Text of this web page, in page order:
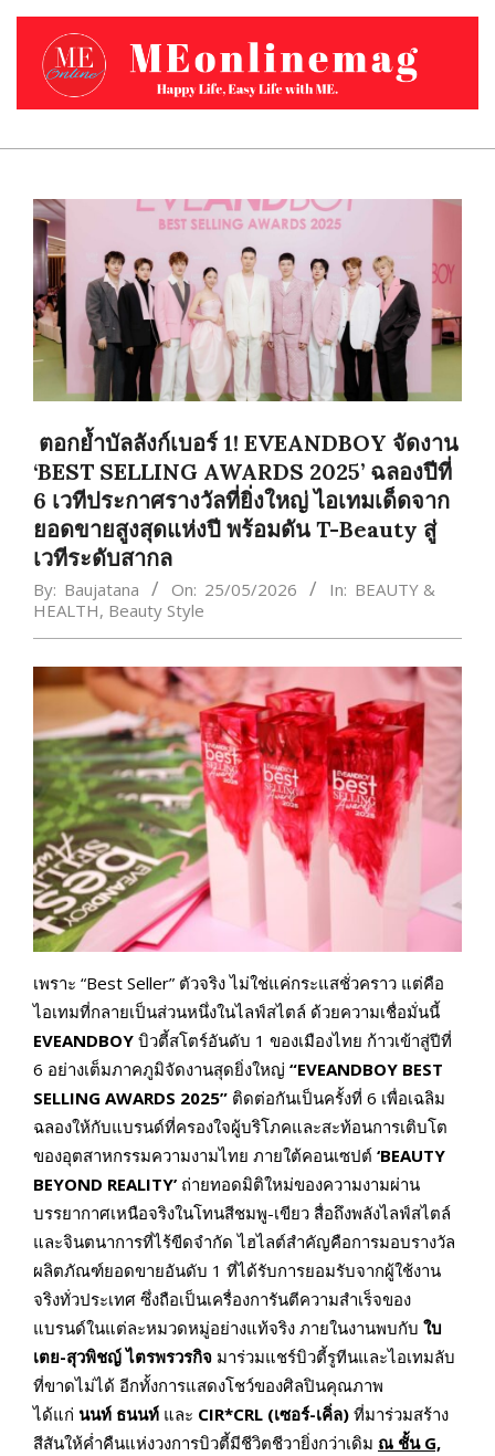
Skip
content
Primary
Menu
ตอกย้ำบัลลังก์เบอร์ 1! EVEANDBOY จัดงาน
‘BEST SELLING AWARDS 2025’ ฉลองปีที่
6 เวทีประกาศรางวัลที่ยิ่งใหญ่ ไอเทมเด็ดจาก
ยอดขายสูงสุดแห่งปี พร้อมดัน T-Beauty สู่
เวทีระดับสากล
By: Baujatana On: 25/05/2026 In: BEAUTY &
HEALTH, Beauty Style
เพราะ “Best Seller” ตัวจริง ไม่ใช่แค่กระแสชั่วคราว แต่คือ
ไอเทมที่กลายเป็นส่วนหนึ่งในไลฟ์สไตล์ ด้วยความเชื่อมั่นนี้
EVEANDBOY บิวตี้สโตร์อันดับ 1 ของเมืองไทย ก้าวเข้าสู่ปีที่
6 อย่างเต็มภาคภูมิจัดงานสุดยิ่งใหญ่ “EVEANDBOY BEST
SELLING AWARDS 2025” ติดต่อกันเป็นครั้งที่ 6 เพื่อเฉลิม
ฉลองให้กับแบรนด์ที่ครองใจผู้บริโภคและสะท้อนการเติบโต
ของอุตสาหกรรมความงามไทย ภายใต้คอนเซปต์ ‘BEAUTY
BEYOND REALITY’ ถ่ายทอดมิติใหม่ของความงามผ่าน
บรรยากาศเหนือจริงในโทนสีชมพู-เขียว สื่อถึงพลังไลฟ์สไตล์
และจินตนาการที่ไร้ขีดจำกัด ไฮไลต์สำคัญคือการมอบรางวัล
ผลิตภัณฑ์ยอดขายอันดับ 1 ที่ได้รับการยอมรับจากผู้ใช้งาน
จริงทั่วประเทศ ซึ่งถือเป็นเครื่องการันตีความสำเร็จของ
แบรนด์ในแต่ละหมวดหมู่อย่างแท้จริง ภายในงานพบกับ ใบ
เตย-สุวพิชญ์ ไตรพรวรกิจ มาร่วมแชร์บิวตี้รูทีนและไอเทมลับ
ที่ขาดไม่ได้ อีกทั้งการแสดงโชว์ของศิลปินคุณภาพ
ได้แก่ นนท์ ธนนท์ และ CIR*CRL (เซอร์-เคิ่ล) ที่มาร่วมสร้าง
สีสันให้ค่ำคืนแห่งวงการบิวตี้มีชีวิตชีวายิ่งกว่าเดิม ณ ชั้น G,